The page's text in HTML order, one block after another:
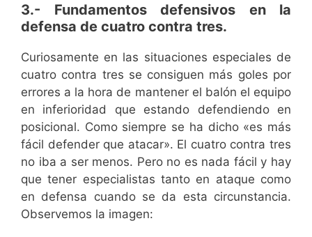
3.- Fundamentos defensivos en la
defensa de cuatro contra tres.
Curiosamente en las situaciones especiales de
cuatro contra tres se consiguen más goles por
errores a la hora de mantener el balón el equipo
en inferioridad que estando defendiendo en
posicional. Como siempre se ha dicho «es más
fácil defender que atacar». El cuatro contra tres
no iba a ser menos. Pero no es nada fácil y hay
que tener especialistas tanto en ataque como
en defensa cuando se da esta circunstancia.
Observemos la imagen: